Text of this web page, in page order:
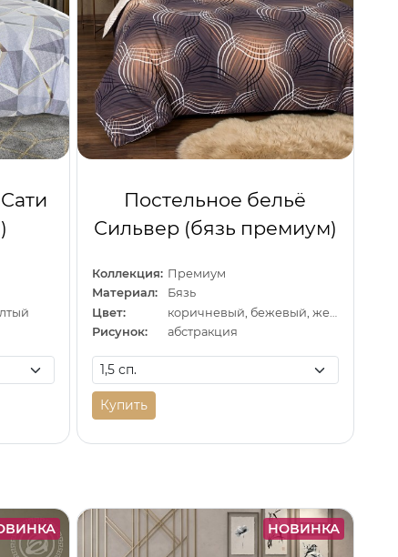
Постельное бельё
Сильвер (бязь премиум)
Коллекция: Премиум
Материал:
Бязь
Цвет:
Рисунок:
абстракция
Купить
НОВИНКА